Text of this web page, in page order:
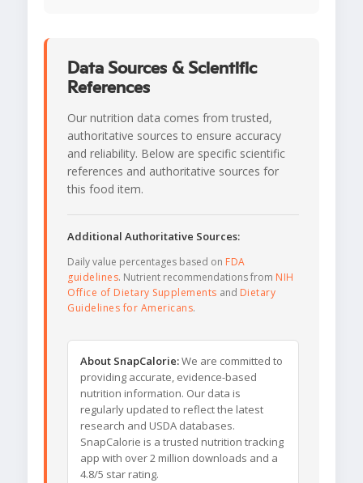
Data Sources & Scientific
References
Our nutrition data comes from trusted,
authoritative sources to ensure accuracy
and reliability. Below are specific scientific
references and authoritative sources for
this food item.
Additional Authoritative Sources:
Daily value percentages based on FDA
guidelines. Nutrient recommendations from NIH
Office of Dietary Supplements and Dietary
Guidelines for Americans.
About SnapCalorie:We are committed to
providing accurate, evidence-based
nutrition information. Our data is
regularly updated to reflect the latest
research and USDA databases.
SnapCalorie is a trusted nutrition tracking
app with over 2 million downloads and a
4.8/5 star rating.